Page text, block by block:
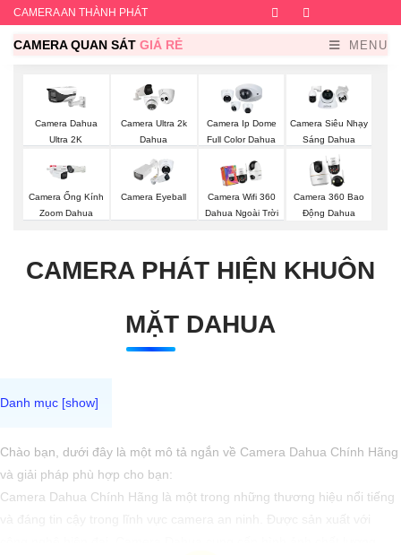
CAMERA AN THÀNH PHÁT Facebook
CAMERA QUAN SÁT GIÁ RẺ MENU
Camera Dahua
Ultra 2K
Camera Ultra 2k
Dahua
Camera Ip Dome
Full Color Dahua
Camera Siêu Nhạy
Sáng Dahua
Camera Ống Kính
Zoom Dahua
Camera Eyeball
Camera Wifi 360
Dahua Ngoài Trời
Camera 360 Bao
Động Dahua
CAMERA PHÁT HIỆN KHUÔN
MẶT DAHUA
Chào bạn, dưới đây là một mô tả ngắn về Camera Dahua Chính Hãng
và giải pháp phù hợp cho bạn:
Camera Dahua Chính Hãng là một trong những thương hiệu nổi tiếng